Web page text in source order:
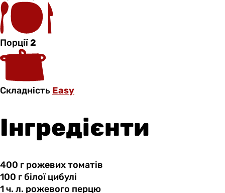
Порції2
Складність Easy
Інгредієнти
400 г рожевихтоматів
100 г білоїцибулі
1 ч. л. рожевого перцю